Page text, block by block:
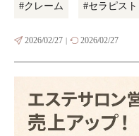
#クレーム #セラピスト
2026/02/27 | 2026/02/27